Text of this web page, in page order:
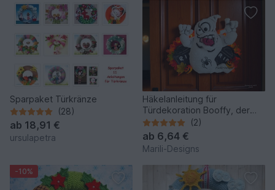
Sparpaket Türkränze
(28)
ab 18,91 €
ursulapetra
Häkelanleitung für
Türdekoration Booffy, der
Türgeist
(2)
ab 6,64 €
Marili-Designs
-10%